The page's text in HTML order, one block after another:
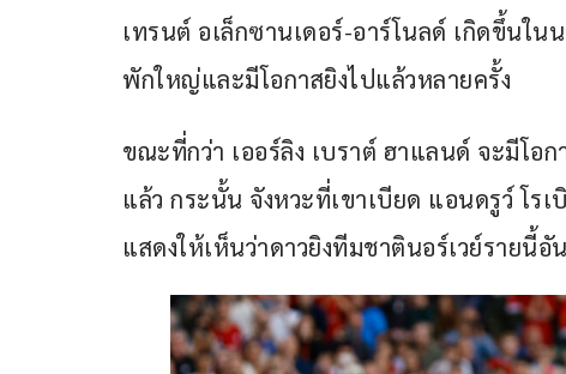
เทรนต์ อเล็กซานเดอร์-อาร์โนลด์ เกิดขึ้นใ
พักใหญ่และมีโอกาสยิงไปแล้วหลายครั้ง
ขณะที่กว่า เออร์ลิง เบราต์ ฮาแลนด์ จะมีโอ
แล้ว กระนั้น จังหวะที่เขาเบียด แอนดรูว์ โร
แสดงให้เห็นว่าดาวยิงทีมชาตินอร์เวย์รายนี้อั